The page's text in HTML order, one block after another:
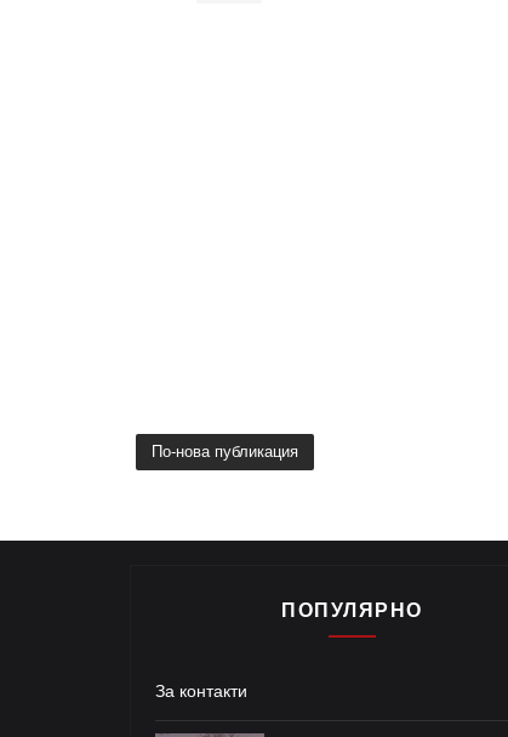
По-нова публикация
ПОПУЛЯРНО
За контакти